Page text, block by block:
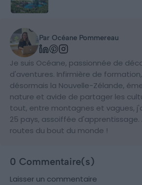
Par Océane Pommereau
Je suis Océane, passionnée de
d'aventures. Infirmière de
désormais la Nouvelle-Zélande,
nature et avide de partager les
tout, entre montagnes et vagues,
25 pays, assoiffée d'apprentissage.
routes du bout du monde !
0 Commentaire(s)
Laisser un commentaire